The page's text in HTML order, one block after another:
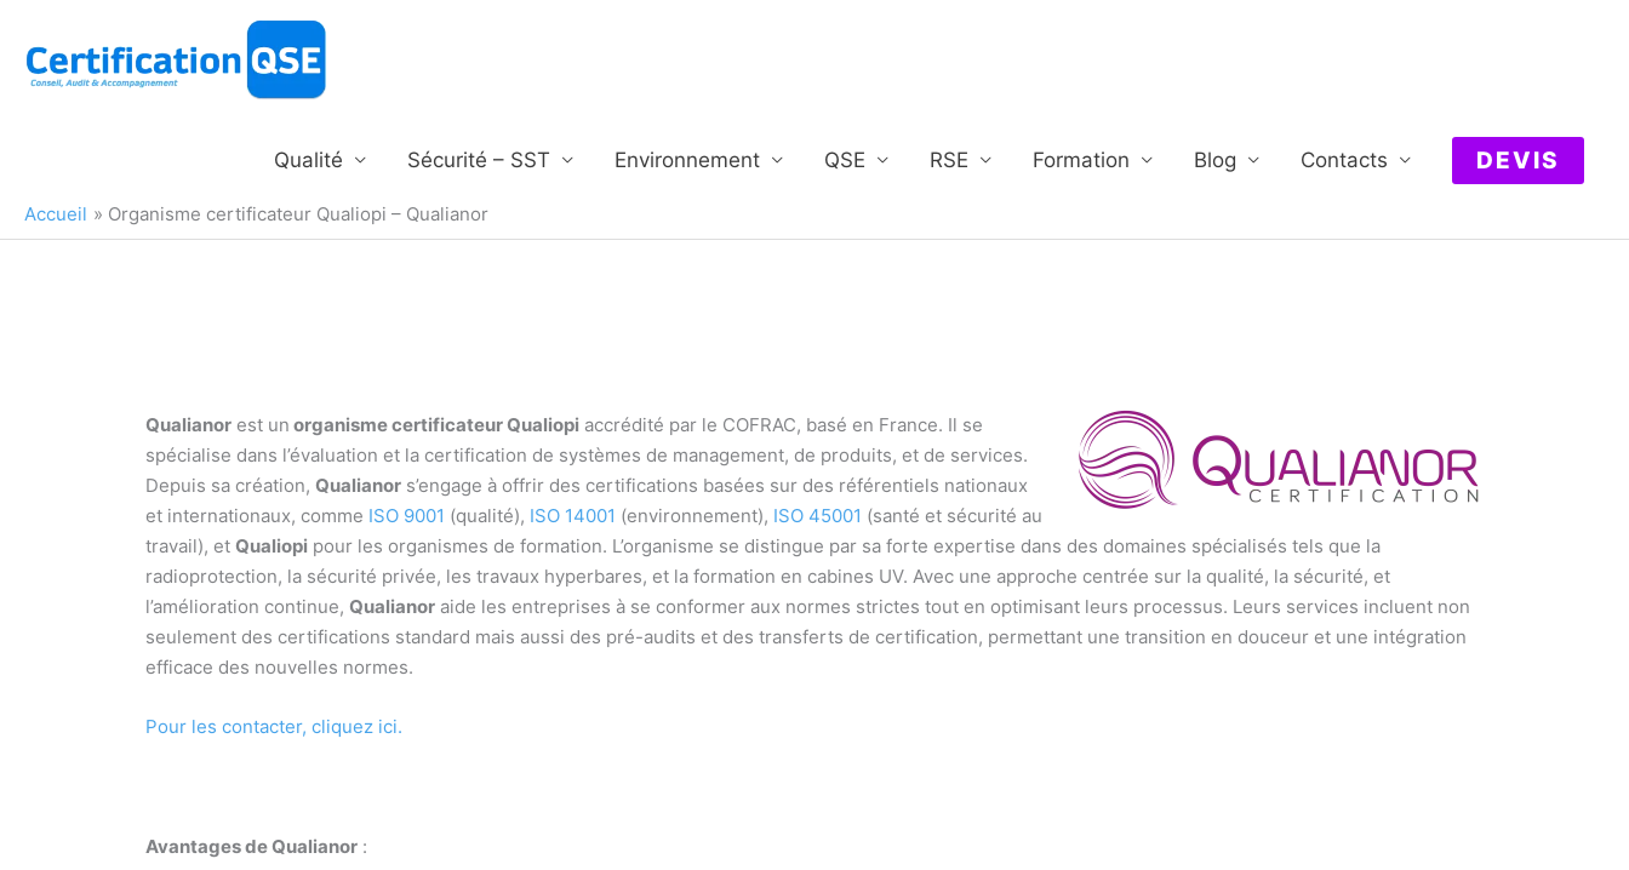
contenu
Qualité Sécurité – SST Environnement QSE RSE Formation Blog Contacts DEVIS
Accueil Organisme certificateur Qualiopi – Qualianor
Qualianor est un organisme certificateur Qualiopi accrédité par le COFRAC, basé en France. Il se
spécialise dans l’évaluation et la certification de systèmes de management, de produits, et de services.
Depuis sa création,Qualianor s’engage à offrir des certifications basées sur des référentiels nationaux
et internationaux, comme ISO 9001 (qualité), ISO 14001 (environnement), ISO 45001 (santé et sécurité au
travail), etQualiopi pour les organismes de formation. L’organisme se distingue par sa forte expertise dans des domaines spécialisés tels que la
radioprotection, la sécurité privée, les travaux hyperbares, et la formation en cabines UV. Avec une approche centrée sur la qualité, la sécurité, et
l’amélioration continue,Qualianor aide les entreprises à se conformer aux normes strictes tout en optimisant leurs processus. Leurs services incluent non
seulement des certifications standard mais aussi des pré-audits et des transferts de certification, permettant une transition en douceur et une intégration
efficace des nouvelles normes.
Pour les contacter, cliquez ici.
Avantages de Qualianor :